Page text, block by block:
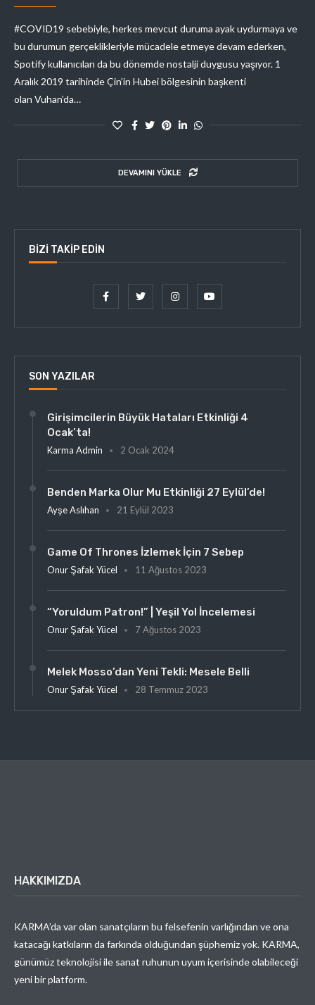
#COVID19 sebebiyle, herkes mevcut duruma ayak uydurmaya ve
bu durumun gerçeklikleriyle mücadele etmeye devam ederken,
Spotify kullanıcıları da bu dönemde nostalji duygusu yaşıyor. 1
Aralık 2019 tarihinde Çin’in Hubei bölgesinin başkenti
olan Vuhan’da…
DEVAMINI YÜKLE
BIZI TAKIP EDIN
SON YAZILAR
Girişimcilerin Büyük Hataları Etkinliği 4
Ocak’ta!
Karma Admin 2 Ocak 2024
Benden Marka Olur Mu Etkinliği 27 Eylül’de!
Ayşe Aslıhan 21 Eylül 2023
Game Of Thrones İzlemek İçin 7 Sebep
Onur Şafak Yücel 11 Ağustos 2023
“Yoruldum Patron!” | Yeşil Yol İncelemesi
Onur Şafak Yücel 7 Ağustos 2023
Melek Mosso’dan Yeni Tekli: Mesele Belli
Onur Şafak Yücel 28 Temmuz 2023
HAKKIMIZDA
KARMA’da var olan sanatçıların bu felsefenin varlığından ve ona
katacağı katkıların da farkında olduğundan şüphemiz yok. KARMA,
günümüz teknolojisi ile sanat ruhunun uyum içerisinde olabileceği
yeni bir platform.